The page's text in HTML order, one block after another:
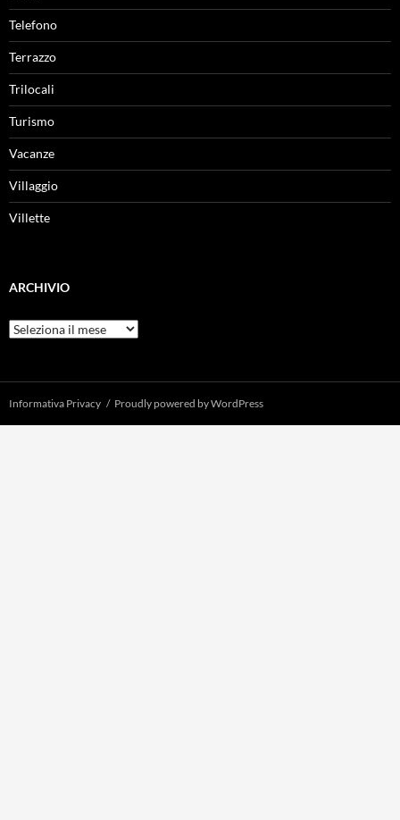
Telefono
Terrazzo
Trilocali
Turismo
Vacanze
Villaggio
Villette
ARCHIVIO
Archivio
Informativa Privacy Proudly powered by WordPress